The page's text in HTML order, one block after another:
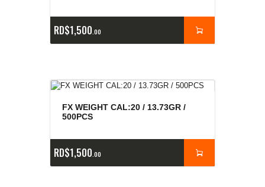
RD$1,500 00
FX WEIGHT CAL:20 / 13.73GR /
500PCS
RD$1,500 00